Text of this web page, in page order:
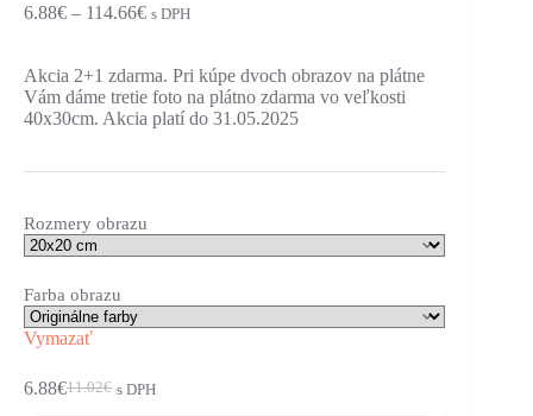
6.88€ – 114.66€ s DPH
Akcia 2+1 zdarma. Pri kúpe dvoch obrazov na plátne
Vám dáme tretie foto na plátno zdarma vo veľkosti
40x30cm. Akcia platí do 31.05.2025
Rozmery obrazu
Farba obrazu
Vymazať
11.02€
6.88€ s DPH